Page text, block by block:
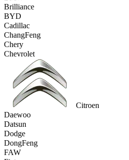
Brilliance
BYD
Cadillac
ChangFeng
Chery
Chevrolet
Citroen
Daewoo
Datsun
Dodge
DongFeng
FAW